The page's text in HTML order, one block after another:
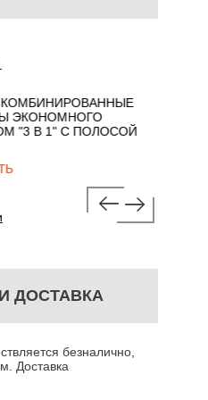
ЭКОНОМНОГО
"3 В 1" С ПОЛОСОЙ
ДОСТАВКА
безналично,
Доставка